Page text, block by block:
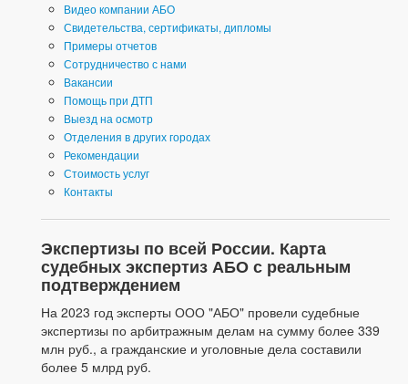
Видео компании АБО
Свидетельства, сертификаты, дипломы
Примеры отчетов
Сотрудничество с нами
Вакансии
Помощь при ДТП
Выезд на осмотр
Отделения в других городах
Рекомендации
Стоимость услуг
Контакты
Экспертизы по всей России. Карта
судебных экспертиз АБО с реальным
подтверждением
На 2023 год эксперты ООО "АБО" провели судебные
экспертизы по арбитражным делам на сумму более 339
млн руб., а гражданские и уголовные дела составили
более 5 млрд руб.